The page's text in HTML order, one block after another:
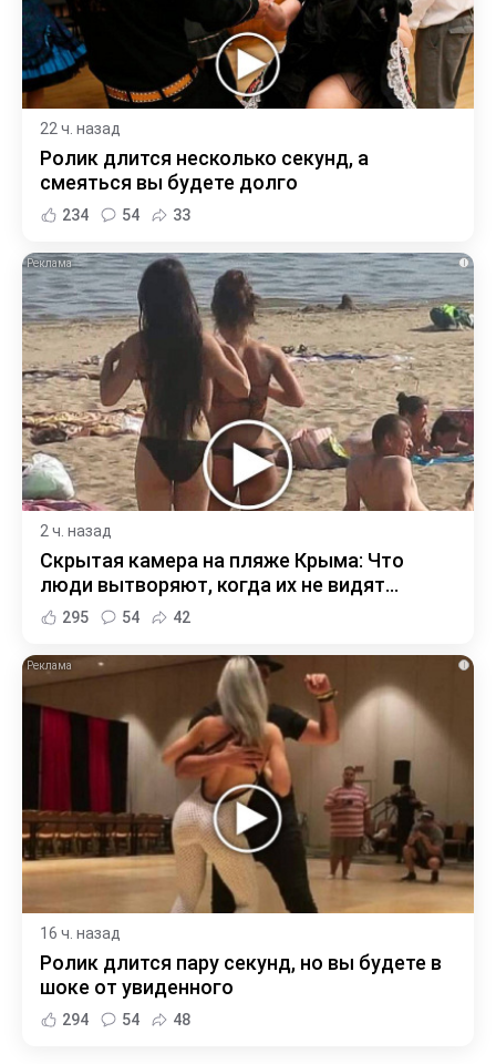
22 ч. назад
Ролик длится несколько секунд, а
смеяться вы будете долго
234 54 33
i
2 ч. назад
Скрытая камера на пляже Крыма: Что
люди вытворяют, когда их не видят...
295 54 42
i
16 ч. назад
Ролик длится пару секунд, но вы будете в
шоке от увиденного
294 54 48